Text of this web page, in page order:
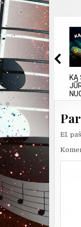
KĄ
El.